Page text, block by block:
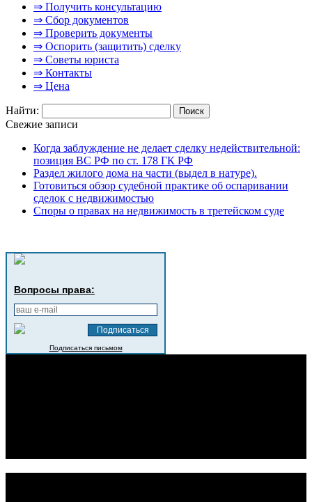
⇒ Получить консультацию
⇒ Сбор документов
⇒ Проверить документы
⇒ Оспорить (защитить) сделку
⇒ Советы юриста
⇒ Контакты
⇒ Цена
Найти:
Свежие записи
Когда заблуждение не делает сделку недействительной:
позиция ВС РФ по ст. 178 ГК РФ
Раздел жилого дома на части (выдел в натуре).
Готовиться обзор судебной практике об оспаривании
сделок с недвижимостью
Споры о правах на недвижимость в третейском суде
Вопросы права:
Подписаться письмом